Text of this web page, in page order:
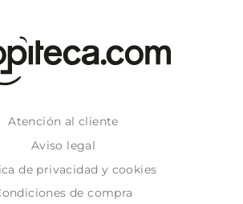
Atención al cliente
Aviso legal
de privacidad y cookies
de compra